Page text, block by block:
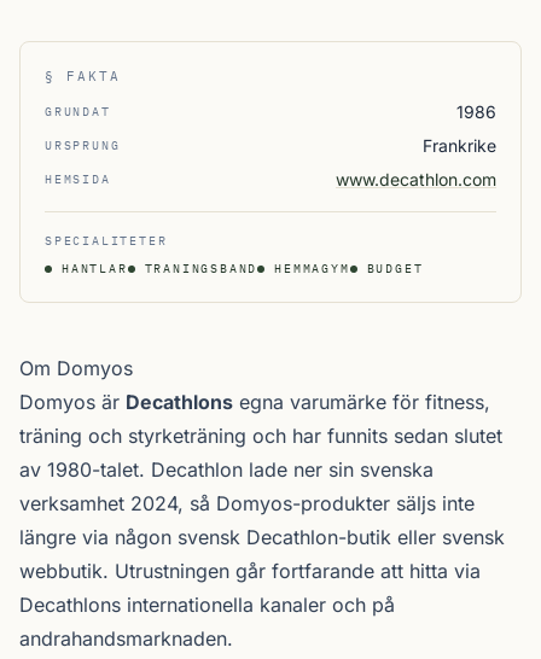
§ FAKTA
GRUNDAT 1986
URSPRUNG Frankrike
HEMSIDA www.decathlon.com
SPECIALITETER
HANTLAR
TRANINGSBAND HEMMAGYM BUDGET
Om Domyos
Domyos är Decathlons egna varumärke för fitness,
träning och styrketräning och har funnits sedan slutet
av 1980-talet. Decathlon lade ner sin svenska
verksamhet 2024, så Domyos-produkter säljs inte
längre via någon svensk Decathlon-butik eller svensk
webbutik. Utrustningen går fortfarande att hitta via
Decathlons internationella kanaler och på
andrahandsmarknaden.